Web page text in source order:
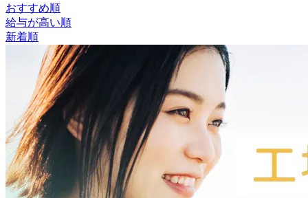
おすすめ順
給与が高い順
新着順